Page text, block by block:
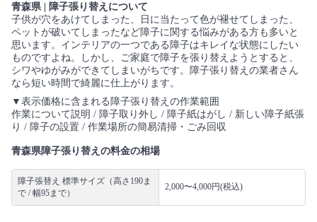
青森県 | 障子張り替えについて
子供が穴をあけてしまった、日に当たって色が褪せてしまった、
ペットが破いてしまったなど障子に関する悩みがある方も多いと
思います。インテリアの一つである障子はキレイな状態にしたい
ものですよね。しかし、ご家庭で障子を張り替えようとすると、
シワやゆがみができてしまいがちです。障子張り替えの業者さん
なら短い時間で綺麗に仕上がります。
▼表示価格に含まれる障子張り替えの作業範囲
作業について説明 / 障子取り外し / 障子紙はがし / 新しい障子紙張
り / 障子の設置 / 作業場所の簡易清掃・ごみ回収
青森県障子張り替えの料金の相場
障子張替え 標準サイズ（高さ190ま
で / 幅95まで）
2,000〜4,000円(税込)